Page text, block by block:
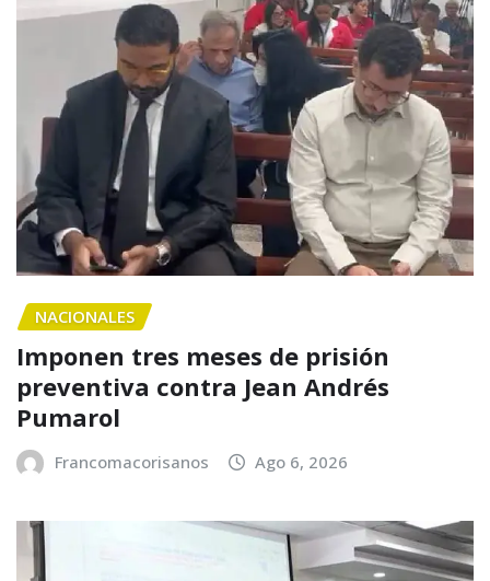
NACIONALES
Imponen tres meses de prisión
preventiva contra Jean Andrés
Pumarol
Francomacorisanos Ago 6, 2026